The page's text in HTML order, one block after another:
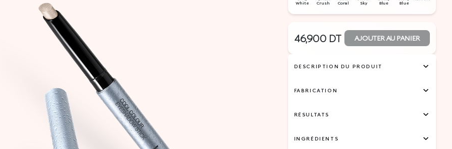
46,900 DT AJOUTER AU PANIER
DESCRIPTION DU PRODUIT
FABRICATION
RÉSULTATS
INGRÉDIENTS